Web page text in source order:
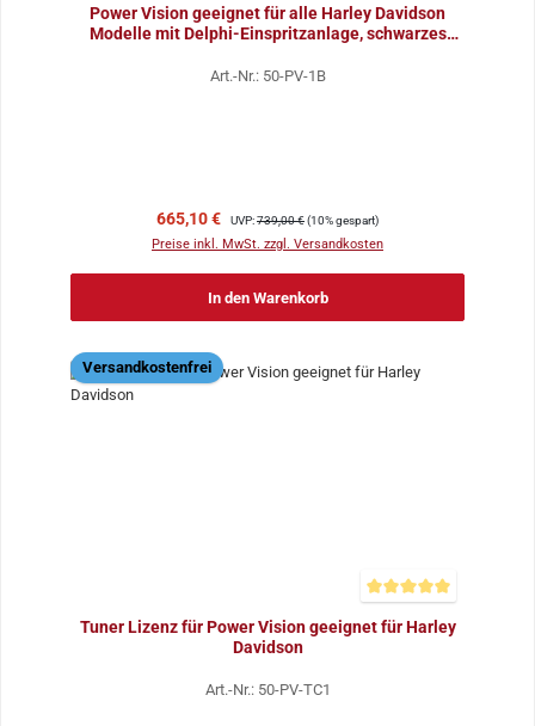
Power Vision geeignet für alle Harley Davidson
Modelle mit Delphi-Einspritzanlage, schwarzes
Art.-Nr.: 50-PV-1B
Verkaufspreis:
665,10 € Regulärer Preis:
UVP:739,00 €(10% gespart)
Preise inkl. MwSt. zzgl. Versandkosten
In den Warenkorb
Versandkostenfrei
Tuner Lizenz für Power Vision geeignet für Harley
Davidson
Art.-Nr.: 50-PV-TC1